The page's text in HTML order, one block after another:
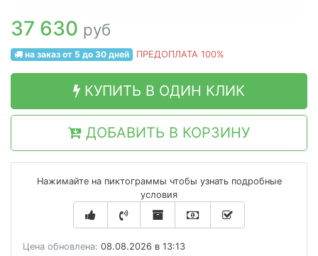
37 630 руб
на заказ от 5 до 30 дней ПРЕДОПЛАТА 100%
КУПИТЬ В ОДИН КЛИК
ДОБАВИТЬ В КОРЗИНУ
Нажимайте на пиктограммы чтобы узнать подробные
условия
Цена обновлена: 08.08.2026 в 13:13